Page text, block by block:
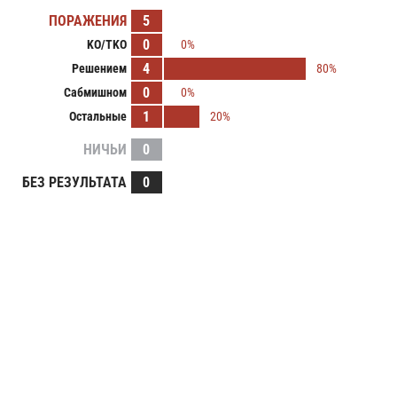
ПОРАЖЕНИЯ 5
KO/TKO 0
0%
Решением
4
80%
Сабмишном
0
0%
Остальные
1 20%
НИЧЬИ
0
БЕЗ РЕЗУЛЬТАТА
0